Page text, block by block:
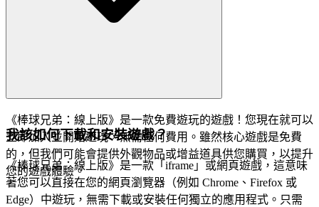
《棒球兄弟：線上版》是一款免費遊玩的遊戲！您現在就可以
立即加入並開始遊玩，無需任何費用。雖然核心遊戲是免費
的，但我們可能會提供外觀物品或增益道具供您購買，以提升
您的遊戲體驗。
我該如何下載和安裝遊戲？
《棒球兄弟：線上版》是一款「iframe」或網頁遊戲，這意味
著您可以直接在您的網頁瀏覽器（例如 Chrome、Firefox 或
Edge）中遊玩，無需下載或安裝任何獨立的應用程式。只需